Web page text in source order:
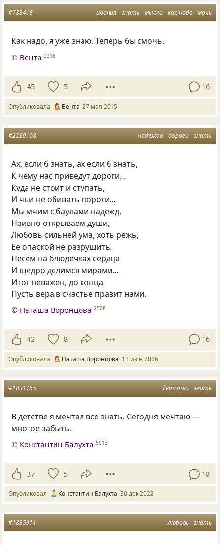
ирония знать мысли как надо мочь
#783418
Как надо, я уже знаю. Теперь бы смочь.
© Вента 2216
45 5 16
Опубликовала Вента 27 мая 2015
надежда дороги знать
#2239108
Ах, если б знать, ах если б знать,
К чему нас приведут дороги…
Куда не стоит и ступать,
И чьи не обивать пороги…
Мы мчим с баулами надежд,
Наивно открываем души,
Любовь сильней ума, хоть режь,
Её опаской не разрушить.
Несём на блюдечках сердца
И щедро делимся мирами…
Итог неважен, до конца
Пусть вера в счастье правит нами.
© Наташа Воронцова 2508
42 8 16
Опубликовала Наташа Воронцова 11 июн 2026
детство знать
#1831765
В детстве я мечтал всё знать. Сегодня мечтаю —
многое забыть.
© Константин Балухта 5013
37 5 18
Опубликовал Константин Балухта 30 дек 2022
любовь знать
#1835911